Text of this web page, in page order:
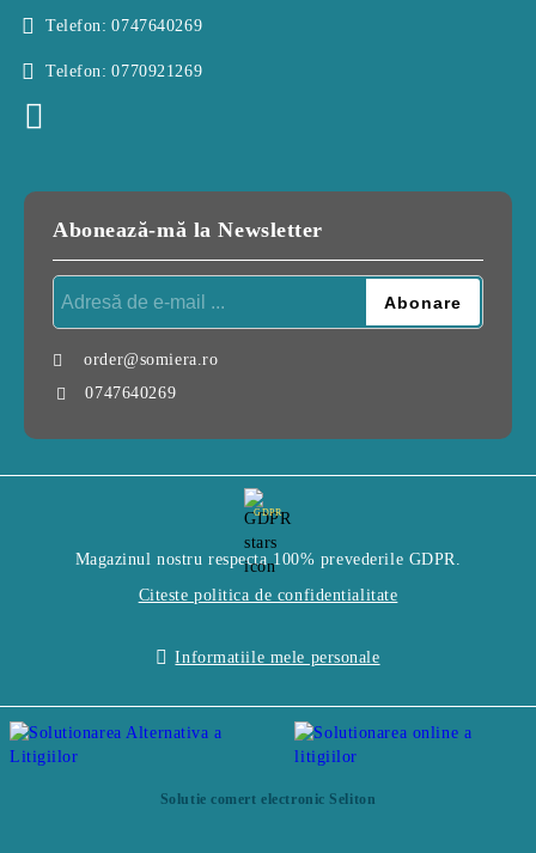
Telefon: 0747640269
Telefon: 0770921269
Abonează-mă la Newsletter
order@somiera.ro
0747640269
GDPR
Magazinul nostru respecta 100% prevederile GDPR.
Citeste politica de confidentialitate
Informatiile mele personale
Solutie comert electronic Seliton